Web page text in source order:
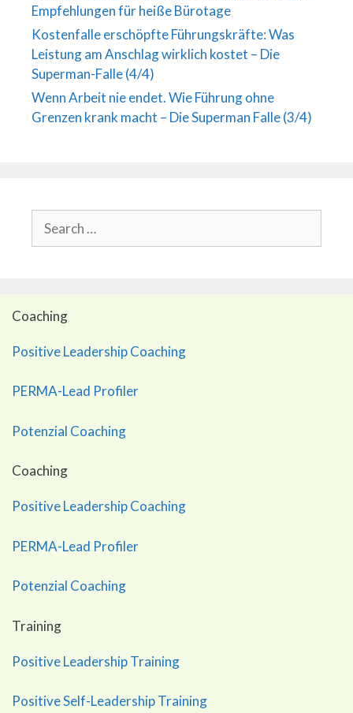
Empfehlungen für heiße Bürotage
Kostenfalle erschöpfte Führungskräfte: Was
Leistung am Anschlag wirklich kostet – Die
Superman-Falle (4/4)
Wenn Arbeit nie endet. Wie Führung ohne
Grenzen krank macht – Die Superman Falle (3/4)
for:
Coaching
Positive Leadership Coaching
PERMA-Lead Profiler
Potenzial Coaching
Coaching
Positive Leadership Coaching
PERMA-Lead Profiler
Potenzial Coaching
Training
Positive Leadership Training
Positive Self-Leadership Training